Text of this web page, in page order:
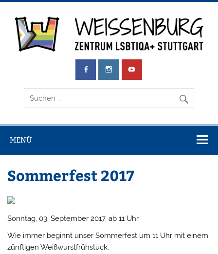
Zum
springen
Weissenburg
Zentrum LSBTIQA+ Stuttgart
MENÜ
Sommerfest 2017
Sonntag, 03. September 2017, ab 11 Uhr
Wie immer beginnt unser Sommerfest um 11 Uhr mit einem
zünftigen Weißwurstfrühstück.